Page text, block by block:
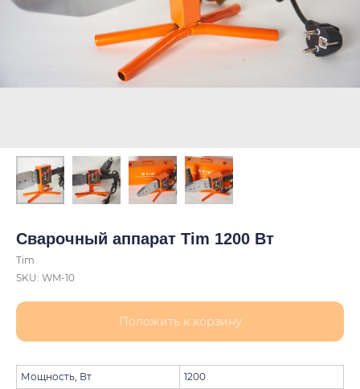
Сварочный аппарат Tim 1200 Вт
Tim
SKU: WM-10
Положить к корзину
Мощность, Вт 1200